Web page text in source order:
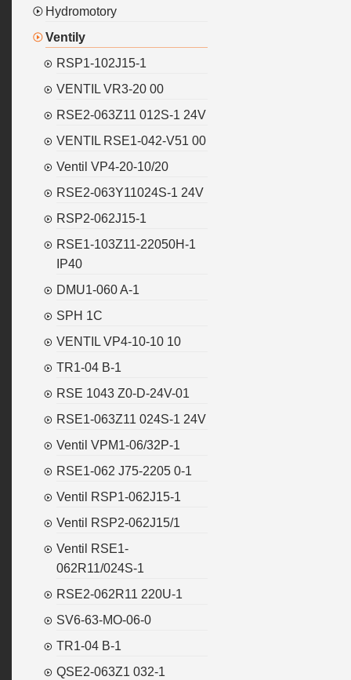
Hydromotory
Ventily
RSP1-102J15-1
VENTIL VR3-20 00
RSE2-063Z11 012S-1 24V
VENTIL RSE1-042-V51 00
Ventil VP4-20-10/20
RSE2-063Y11024S-1 24V
RSP2-062J15-1
RSE1-103Z11-22050H-1
IP40
DMU1-060 A-1
SPH 1C
VENTIL VP4-10-10 10
TR1-04 B-1
RSE 1043 Z0-D-24V-01
RSE1-063Z11 024S-1 24V
Ventil VPM1-06/32P-1
RSE1-062 J75-2205 0-1
Ventil RSP1-062J15-1
Ventil RSP2-062J15/1
Ventil RSE1-
062R11/024S-1
RSE2-062R11 220U-1
SV6-63-MO-06-0
TR1-04 B-1
QSE2-063Z1 032-1